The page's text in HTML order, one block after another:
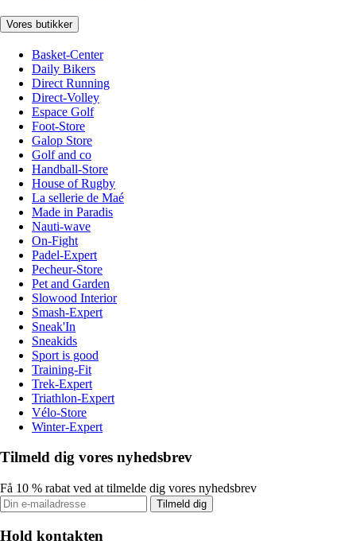
Vores butikker
Basket-Center
Daily Bikers
Direct Running
Direct-Volley
Espace Golf
Foot-Store
Galop Store
Golf and co
Handball-Store
House of Rugby
La sellerie de Maé
Made in Paradis
Nauti-wave
On-Fight
Padel-Expert
Pecheur-Store
Pet and Garden
Slowood Interior
Smash-Expert
Sneak'In
Sneakids
Sport is good
Training-Fit
Trek-Expert
Triathlon-Expert
Vélo-Store
Winter-Expert
Tilmeld dig vores nyhedsbrev
Få 10 % rabat ved at tilmelde dig vores nyhedsbrev
Tilmeld dig
Hold kontakten